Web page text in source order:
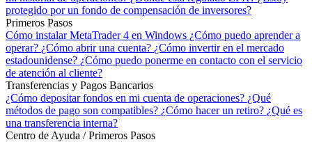
protegido por un fondo de compensación de inversores?
Primeros Pasos
Cómo instalar MetaTrader 4 en Windows ¿Cómo puedo aprender a
operar? ¿Cómo abrir una cuenta? ¿Cómo invertir en el mercado
estadounidense? ¿Cómo puedo ponerme en contacto con el servicio
de atención al cliente?
Transferencias y Pagos Bancarios
¿Cómo depositar fondos en mi cuenta de operaciones? ¿Qué
métodos de pago son compatibles? ¿Cómo hacer un retiro? ¿Qué es
una transferencia interna?
Centro de Ayuda / Primeros Pasos